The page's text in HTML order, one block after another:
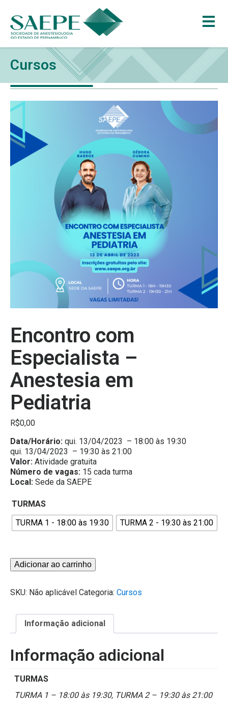
Cursos
Encontro com
Especialista –
Anestesia em
Pediatria
R$0,00
Data/Horário: qui. 13/04/2023 – 18:00 às 19:30
qui. 13/04/2023 – 19:30 às 21:00
Valor: Atividade gratuita
Número de vagas: 15 cada turma
Local: Sede da SAEPE
TURMAS
TURMA 1 - 18:00 às 19:30
TURMA 2 - 19:30 às 21:00
Encontro
com
-
em
Pediatria
quantidade
Adicionar ao carrinho
SKU: Não aplicável Categoria: Cursos
Informação adicional
Informação adicional
TURMAS
TURMA 1 – 18:00 às 19:30, TURMA 2 – 19:30 às 21:00